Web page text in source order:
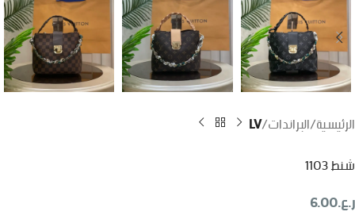
الرئيسية البراندات LV
شنط 1103
ر.ع.6.00